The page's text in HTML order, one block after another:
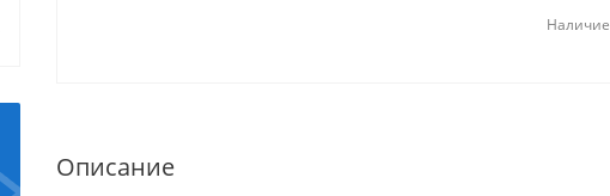
Описание